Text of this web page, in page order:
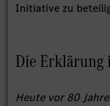
Initiative zu
Die Erklärung
Heute vor 80